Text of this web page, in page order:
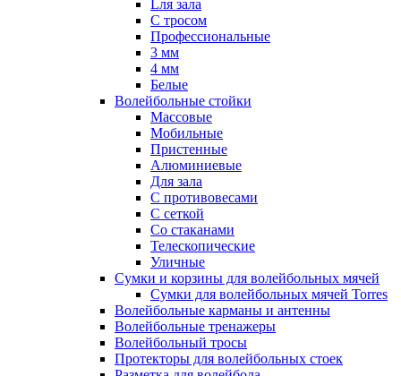
Lля зала
C тросом
Профессиональные
3 мм
4 мм
Белые
Волейбольные стойки
Массовые
Мобильные
Пристенные
Алюминиевые
Для зала
С противовесами
С сеткой
Со стаканами
Телескопические
Уличные
Сумки и корзины для волейбольных мячей
Сумки для волейбольных мячей Torres
Волейбольные карманы и антенны
Волейбольные тренажеры
Волейбольный тросы
Протекторы для волейбольных стоек